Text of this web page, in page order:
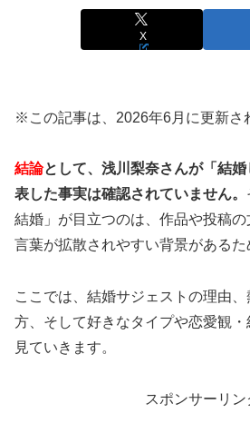
X
※この記事は、2026年6月に更新さ
結論として、浅川梨奈さんが「結
表した事実は確認されていません。
結婚」が目立つのは、作品や投稿の
言葉が拡散されやすい背景があるた
ここでは、結婚サジェストの理由
方、そして好きなタイプや恋愛観
見ていきます。
スポンサーリン